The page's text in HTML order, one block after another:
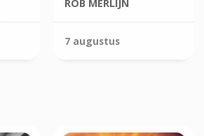
ROB MERLIJN
7 augustus